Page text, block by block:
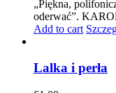
„Piękna,
oderwać”.
Add to cart
Lalka i perła